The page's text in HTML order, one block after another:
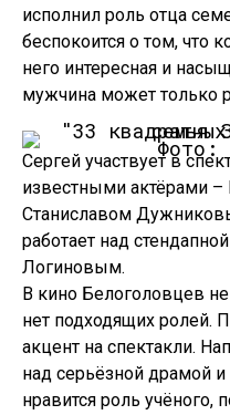
исполнил роль отца
беспокоится о том, что
него интересная и
мужчина может только
Фото:
Сергей участвует в
известными актёрами
Станиславом
работает над
Логиновым.
В кино Белоголовцев
нет подходящих ролей.
акцент на спектакли.
над серьёзной драмой
нравится роль учёного,